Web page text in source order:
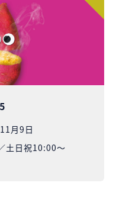
月9日
土日祝10:00～